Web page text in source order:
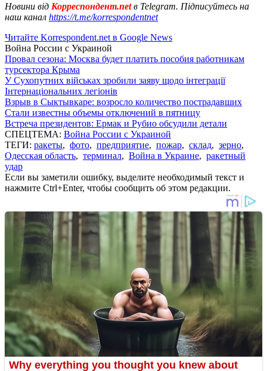
Новини від Корреспондент.netв Telegram. Підписуйтесь на
наш канал https://t.me/korrespondentnet
Читайте Korrespondent.net в Google News
Война России с Украиной
Провал сезона: Москва будет платить пособия работникам
турсектора Крыма
У Сухопутних військах зробили заяву щодо інтеграції
Інтернаціональних легіонів
Взрыв в Сыктывкаре: возросло количество пострадавших
Стали известны объемы отключений в пятницу
Встреча президентов: Ермак и Рубио обсудили детали
СПЕЦТЕМА: Война России с Украиной
ТЕГИ: ракеты, фото, предприятие, пожар, склад, зерно,
Одесская область, терминал, Война в Украине, ракетный
удар
Если вы заметили ошибку, выделите необходимый текст и
нажмите Ctrl+Enter, чтобы сообщить об этом редакции.